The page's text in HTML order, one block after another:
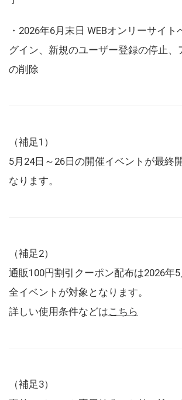
・2026年6月末日 WEBオンリーサイト
グイン、新規のユーザー登録の停止、
の削除
（補足1）
5月24日～26日の開催イベントが最終
なります。
（補足2）
通販100円割引クーポン配布は2026年
全イベントが対象となります。
詳しい使用条件などはこちら
（補足3）